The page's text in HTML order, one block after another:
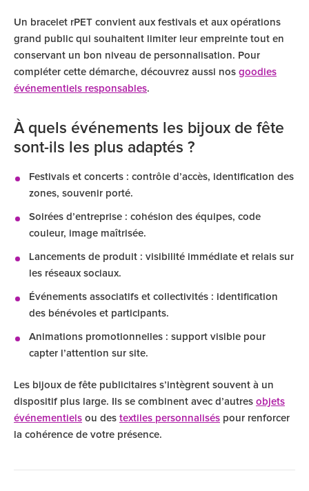
Un bracelet rPET convient aux festivals et aux opérations
grand public qui souhaitent limiter leur empreinte tout en
conservant un bon niveau de personnalisation. Pour
compléter cette démarche, découvrez aussi nos goodies
événementiels responsables.
À quels événements les bijoux de fête
sont-ils les plus adaptés ?
Festivals et concerts : contrôle d’accès, identification des
zones, souvenir porté.
Soirées d’entreprise : cohésion des équipes, code
couleur, image maîtrisée.
Lancements de produit : visibilité immédiate et relais sur
les réseaux sociaux.
Événements associatifs et collectivités : identification
des bénévoles et participants.
Animations promotionnelles : support visible pour
capter l’attention sur site.
Les bijoux de fête publicitaires s’intègrent souvent à un
dispositif plus large. Ils se combinent avec d’autres objets
événementiels ou des textiles personnalisés pour renforcer
la cohérence de votre présence.